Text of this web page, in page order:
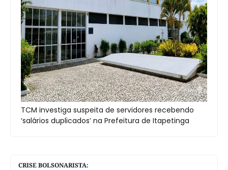
TCM investiga suspeita de servidores recebendo
‘salários duplicados’ na Prefeitura de Itapetinga
CRISE BOLSONARISTA: